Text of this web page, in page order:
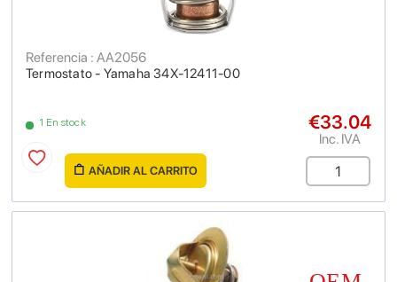
Termostato - Yamaha 34X-12411-00
Referencia : AA2056
1 En stock €33.04
Inc. IVA
AÑADIR AL CARRITO